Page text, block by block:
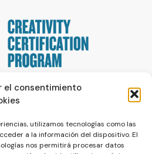
el consentimiento
utilizamos tecnologías como las
a la información del dispositivo. El
nos permitirá procesar datos